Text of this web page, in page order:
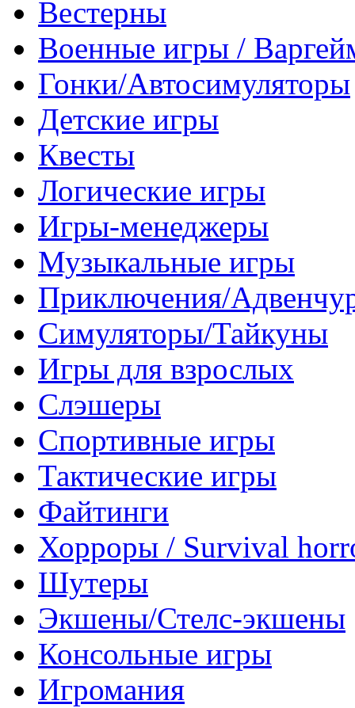
Вестерны
Военные игры /
Гонки/Автосимуляторы
Детские игры
Квесты
Логические игры
Игры-менеджеры
Музыкальные игры
Приключения/
Симуляторы/Тайкуны
Игры для взрослых
Слэшеры
Спортивные игры
Тактические игры
Файтинги
Хорроры / Survival
Шутеры
Экшены/Стелс-экшены
Консольные игры
Игромания